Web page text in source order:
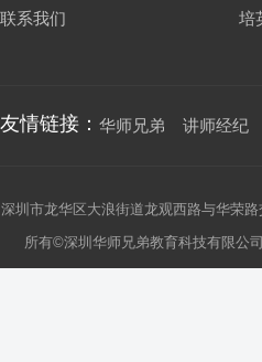
联系我们 培
友情链接： 华师兄弟 讲师经纪
深圳市龙华区大浪街道龙观西路与华荣
所有©深圳华师兄弟教育科技有限公